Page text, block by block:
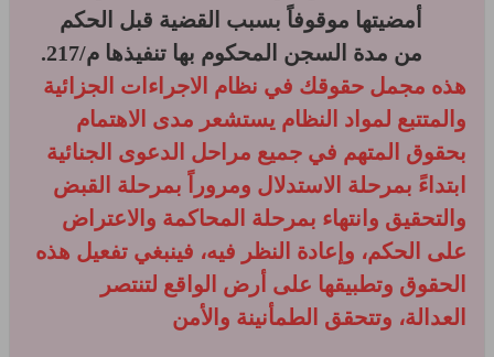
أمضيتها موقوفاً بسبب القضية قبل الحكم
من مدة السجن المحكوم بها تنفيذها م/217.
هذه مجمل حقوقك في نظام الاجراءات الجزائية
والمتتبع لمواد النظام يستشعر مدى الاهتمام
بحقوق المتهم في جميع مراحل الدعوى الجنائية
ابتداءً بمرحلة الاستدلال ومروراً بمرحلة القبض
والتحقيق وانتهاء بمرحلة المحاكمة والاعتراض
على الحكم، وإعادة النظر فيه، فينبغي تفعيل هذه
الحقوق وتطبيقها على أرض الواقع لتنتصر
العدالة، وتتحقق الطمأنينة والأمن